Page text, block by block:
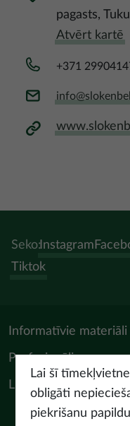
pagasts,
Atvērt kartē
+371
Seko:Instagram
Tiktok
Informatīvie materiāli
Profesionāļiem
LIAA Tūrisma
Lai šī
obligāti
piekrišanu